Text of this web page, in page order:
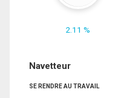
2.11 %
Navetteur
SE RENDRE AU TRAVAIL